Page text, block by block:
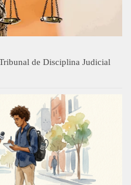
de Disciplina Judicial